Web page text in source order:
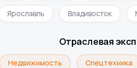
Ярославль Владивосток
Отраслевая
Недвижимость Спецтехника